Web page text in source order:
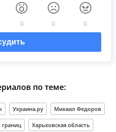
0 0 0
по теме:
Украина.ру Михаил Федоров
Харьковская область